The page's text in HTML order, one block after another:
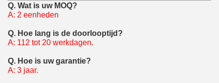
Q. Wat is uw MOQ?
A: 2 eenheden
Q. Hoe lang is de doorlooptijd?
A: 112 tot 20 werkdagen.
Q. Hoe is uw garantie?
A: 3 jaar.